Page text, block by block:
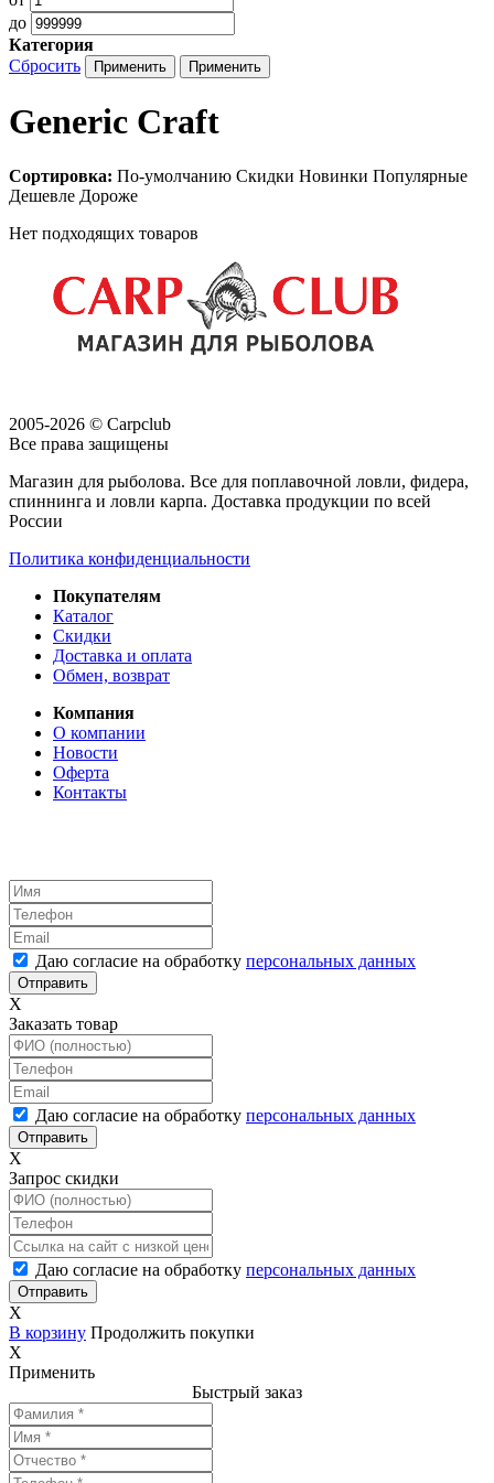
до
Категория
Сбросить
Generic Craft
Сортировка: По-умолчанию Скидки Новинки Популярные
Дешевле Дороже
Нет подходящих товаров
2005-2026 © Carpclub
Все права защищены
Магазин для рыболова. Все для поплавочной ловли, фидера,
спиннинга и ловли карпа. Доставка продукции по всей
России
Политика конфиденциальности
Покупателям
Каталог
Скидки
Доставка и оплата
Обмен, возврат
Компания
О компании
Новости
Оферта
Контакты
Даю согласие на обработку персональных данных
X
Заказать товар
Даю согласие на обработку персональных данных
X
Запрос скидки
Даю согласие на обработку персональных данных
X
В корзину Продолжить покупки
X
Применить
Быстрый заказ